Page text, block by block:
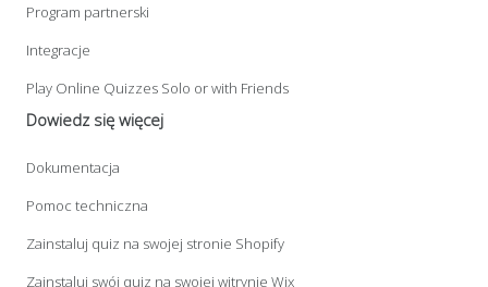
Program partnerski
Integracje
Play Online Quizzes Solo or with Friends
Dowiedz się więcej
Dokumentacja
Pomoc techniczna
Zainstaluj quiz na swojej stronie Shopify
Zainstaluj swój quiz na swojej witrynie Wix